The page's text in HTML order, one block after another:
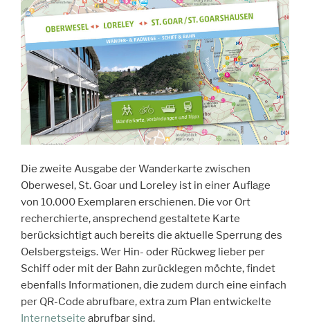
Die zweite Ausgabe der Wanderkarte zwischen
Oberwesel, St. Goar und Loreley ist in einer Auflage
von 10.000 Exemplaren erschienen. Die vor Ort
recherchierte, ansprechend gestaltete Karte
berücksichtigt auch bereits die aktuelle Sperrung des
Oelsbergsteigs. Wer Hin- oder Rückweg lieber per
Schiff oder mit der Bahn zurücklegen möchte, findet
ebenfalls Informationen, die zudem durch eine einfach
per QR-Code abrufbare, extra zum Plan entwickelte
Internetseite abrufbar sind.